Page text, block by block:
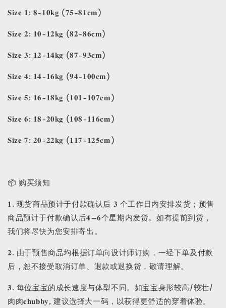
𝐒𝐢𝐳𝐞 𝟏: 𝟖-𝟏𝟎𝐤𝐠 (𝟕𝟓-𝟖𝟏𝐜𝐦)
𝐒𝐢𝐳𝐞 𝟐: 𝟏𝟎-𝟏𝟐𝐤𝐠 (𝟖𝟐-𝟖𝟔𝐜𝐦)
𝐒𝐢𝐳𝐞 𝟑: 𝟏𝟐-𝟏𝟒𝐤𝐠 (𝟖𝟕-𝟗𝟑𝐜𝐦)
𝐒𝐢𝐳𝐞 𝟒: 𝟏𝟒-𝟏𝟔𝐤𝐠 (𝟗𝟒-𝟏𝟎𝟎𝐜𝐦)
𝐒𝐢𝐳𝐞 𝟓: 𝟏𝟔-𝟏𝟖𝐤𝐠 (𝟏𝟎𝟏-𝟏𝟎𝟕𝐜𝐦)
𝐒𝐢𝐳𝐞 𝟔: 𝟏𝟖-𝟐𝟎𝐤𝐠 (𝟏𝟎𝟖-𝟏𝟏𝟔𝐜𝐦)
𝐒𝐢𝐳𝐞 𝟕: 𝟐𝟎-𝟐𝟐𝐤𝐠 (𝟏𝟏𝟕-𝟏𝟐𝟓𝐜𝐦)
📦 购买须知
𝟏. 现货商品预计于付款确认后 𝟑 个工作日内安排发货；预售
商品预计于付款确认后𝟒–𝟔个星期内发货。如有提前到货，
我们将尽快为您安排寄出。
𝟐. 由于预售商品均根据订单向设计师订购，一经下单及付款
后，恕不接受取消订单、退款或退换货，敬请理解。
𝟑. 每位宝宝的成长速度与体型不同。如宝宝身形较高/较壮/
肉肉𝐜𝐡𝐮𝐛𝐛𝐲, 建议选择大一码，以获得更舒适的穿着体验。